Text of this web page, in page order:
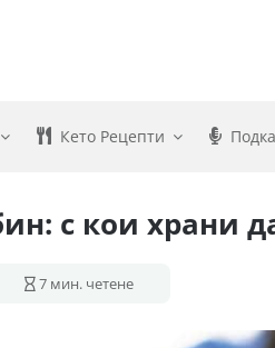
Кето Рецепти
с кои храни
7 мин. четене